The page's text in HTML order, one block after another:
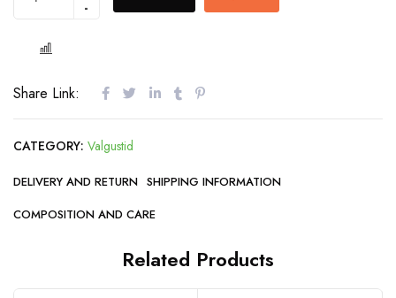
Share Link:
CATEGORY: Valgustid
DELIVERY AND RETURN SHIPPING INFORMATION
COMPOSITION AND CARE
Related Products